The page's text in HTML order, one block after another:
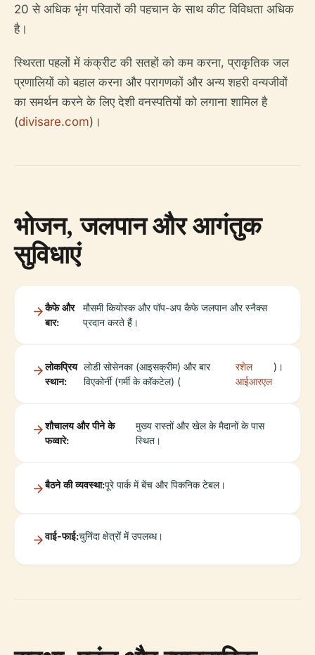
20 से अधिक भृंग परिवारों की पहचान के साथ कीट विविधता अधिक
है।
स्थिरता पहलों में कंक्रीट की सतहों को कम करना, प्राकृतिक जल
प्रणालियों को बहाल करना और परागणकों और अन्य शहरी वन्यजीवों
का समर्थन करने के लिए देशी वनस्पतियों को लगाना शामिल है
(divisare.com)।
भोजन, जलपान और आगंतुक
सुविधाएं
कैफे और
बार:
मौसमी कियोस्क और पॉप-अप कैफे जलपान और स्नैक्स
प्रदान करते हैं।
लोकप्रिय
स्थान:
लोडी सोसेनका (आइसक्रीम) और बार
विएकोर्नी (गर्मी के कॉकटेल) (
रशेल
आईआरएल
)।
शौचालय और पीने के
फव्वारे:
मुख्य रास्तों और खेल के मैदानों के पास
स्थित।
बैठने की व्यवस्था:पूरे पार्क में बेंच और पिकनिक टेबल।
वाई-फाई:चुनिंदा क्षेत्रों में उपलब्ध।